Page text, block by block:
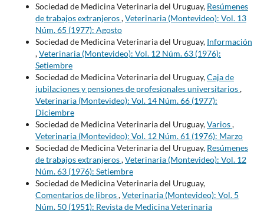
Sociedad de Medicina Veterinaria del Uruguay, Resúmenes
de trabajos extranjeros,Veterinaria (Montevideo): Vol. 13
Núm. 65 (1977): Agosto
Sociedad de Medicina Veterinaria del Uruguay, Información
,Veterinaria (Montevideo): Vol. 12 Núm. 63 (1976):
Setiembre
Sociedad de Medicina Veterinaria del Uruguay,Caja de
jubilaciones y pensiones de profesionales universitarios,
Veterinaria (Montevideo): Vol. 14 Núm. 66 (1977):
Diciembre
Sociedad de Medicina Veterinaria del Uruguay,Varios,
Veterinaria (Montevideo): Vol. 12 Núm. 61 (1976): Marzo
Sociedad de Medicina Veterinaria del Uruguay, Resúmenes
de trabajos extranjeros,Veterinaria (Montevideo): Vol. 12
Núm. 63 (1976): Setiembre
Sociedad de Medicina Veterinaria del Uruguay,
Comentarios de libros,Veterinaria (Montevideo): Vol. 5
Núm. 50 (1951): Revista de Medicina Veterinaria